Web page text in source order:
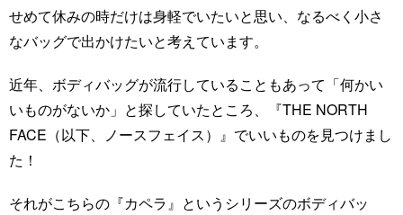
せめて休みの時だけは身軽でいたいと思い、なるべく小さ
なバッグで出かけたいと考えています。
近年、ボディバッグが流行していることもあって「何かい
いものがないか」と探していたところ、『THE NORTH
FACE（以下、ノースフェイス）』でいいものを見つけまし
た！
それがこちらの『カペラ』というシリーズのボディバッ